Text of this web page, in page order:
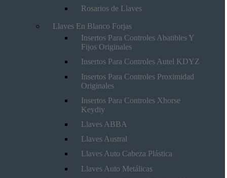
Rosarios de Llaves
Llaves En Blanco Forjas
Insertos Para Controles Abatibles Y
Fijos Originales
Insertos Para Controles Autel KDYZ
Insertos Para Controles Proximidad
Originales
Insertos Para Controles Xhorse
Keydiy
Llaves ABBA
Llaves Austral
Llaves Auto Cabeza Plástica
Llaves Auto Metálicas